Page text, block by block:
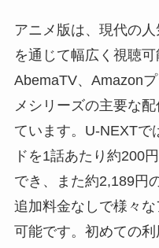
アニメ版は、現代の
を通じて幅広く視聴
AbemaTV、Amazon
メシリーズの主要な
ています。U-NEXTで
ドを1話あたり約200
でき、また約2,189円
追加料金なしで様々
可能です。初めての